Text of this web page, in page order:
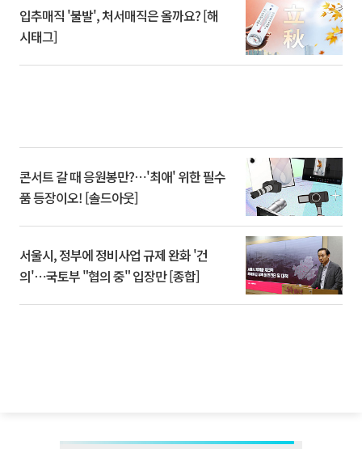
입추매직 '불발', 처서매직은 올까요? [해
시태그]
콘서트 갈 때 응원봉만?⋯'최애' 위한 필수
품 등장이오! [솔드아웃]
서울시, 정부에 정비사업 규제 완화 '건
의'⋯국토부 "협의 중" 입장만 [종합]